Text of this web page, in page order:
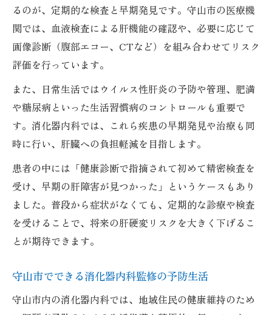
るのが、定期的な検査と早期発見です。守山市の医療機
関では、血液検査による肝機能の確認や、必要に応じて
画像診断（腹部エコー、CTなど）を組み合わせてリスク
評価を行っています。
また、日常生活ではウイルス性肝炎の予防や管理、肥満
や糖尿病といった生活習慣病のコントロールも重要で
す。消化器内科では、これら疾患の早期発見や治療も同
時に行い、肝臓への負担軽減を目指します。
患者の中には「健康診断で指摘されて初めて精密検査を
受け、早期の肝障害が見つかった」というケースもあり
ました。普段から症状がなくても、定期的な診療や検査
を受けることで、将来の肝硬変リスクを大きく下げるこ
とが期待できます。
守山市でできる消化器内科監修の予防生活
守山市内の消化器内科では、地域住民の健康維持のため